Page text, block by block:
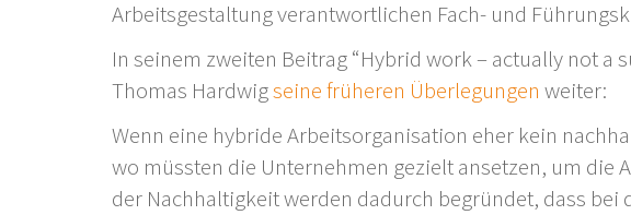
Arbeitsgestaltung verantwortlichen Fach- und
In seinem zweiten Beitrag “Hybrid work – actually not a
Thomas Hardwigseine früheren Überlegungen weiter:
Wenn eine hybride Arbeitsorganisation eher kein
wo müssten die Unternehmen gezielt ansetzen, um die
der Nachhaltigkeit werden dadurch begründet, dass bei